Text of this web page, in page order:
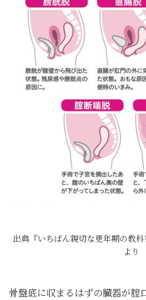
出典『いちばん親切な更年期の教科
より
骨盤底に収まるはずの臓器が腟